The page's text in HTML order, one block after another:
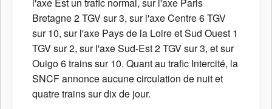
Bretagne 2 TGV sur 3, sur l'axe Centre 6 TGV
sur 10, sur l'axe Pays de la Loire et Sud Ouest 1
TGV sur 2, sur l'axe Sud-Est 2 TGV sur 3, et sur
Ouigo 6 trains sur 10. Quant au trafic Intercité, la
SNCF annonce aucune circulation de nuit et
quatre trains sur dix de jour.